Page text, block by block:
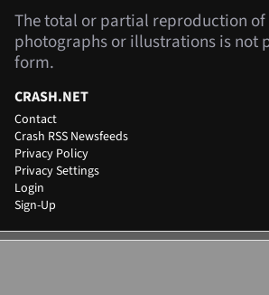
The total or partial reproduction of
photographs or illustrations is not
form.
CRASH.NET
Contact
Crash RSS Newsfeeds
Privacy Policy
Privacy Settings
Login
Sign-Up